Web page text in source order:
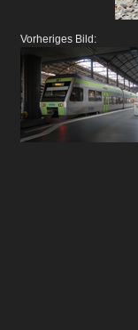
Vorheriges Bild: